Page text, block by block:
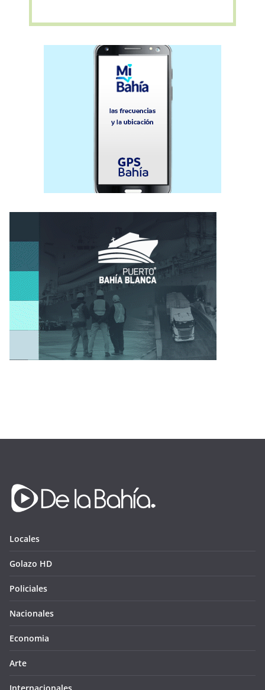
Locales
Golazo HD
Policiales
Nacionales
Economia
Arte
Internacionales